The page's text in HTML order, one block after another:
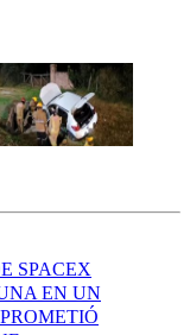
SPACEX
EN UN